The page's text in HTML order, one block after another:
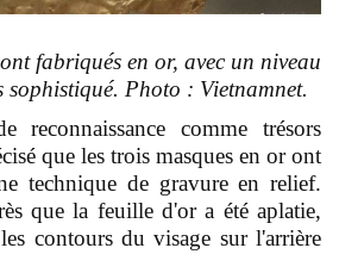
fabriqués en or, avec un niveau
sophistiqué. Photo : Vietnamnet.
reconnaissance comme trésors
que les trois masques en or ont
technique de gravure en relief.
que la feuille d'or a été aplatie,
contours du visage sur l'arrière